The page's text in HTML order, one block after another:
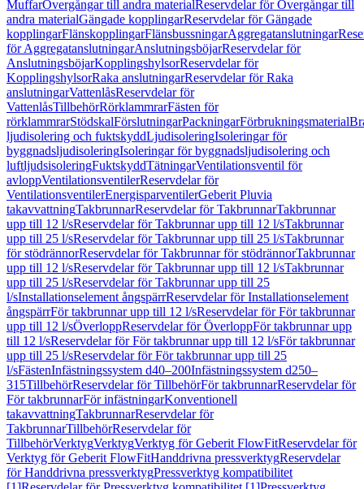
MuffarÖvergångar till andra materialReservdelar för Övergångar till
andra materialGängade kopplingarReservdelar för Gängade
kopplingarFlänskopplingarFlänsbussningarAggregatanslutningar
för AggregatanslutningarAnslutningsböjarReservdelar för
AnslutningsböjarKopplingshylsorReservdelar för
KopplingshylsorRaka anslutningarReservdelar för Raka
anslutningarVattenlåsReservdelar för
VattenlåsTillbehörRörklammrarFästen för
rörklammrarStödskalFörslutningarPackningarFörbrukningsmaterial
ljudisolering och fuktskyddLjudisoleringIsoleringar för
byggnadsljudisoleringIsoleringar för byggnadsljudisolering och
luftljudsisoleringFuktskyddTätningarVentilationsventil för
avloppVentilationsventilerReservdelar för
VentilationsventilerEnergisparventilerGeberit Pluvia
takavvattningTakbrunnarReservdelar för TakbrunnarTakbrunnar
upp till 12 l/sReservdelar för Takbrunnar upp till 12 l/sTakbrunnar
upp till 25 l/sReservdelar för Takbrunnar upp till 25 l/sTakbrunnar
för stödrännorReservdelar för Takbrunnar för stödrännorTakbrunnar
upp till 12 l/sReservdelar för Takbrunnar upp till 12 l/sTakbrunnar
upp till 25 l/sReservdelar för Takbrunnar upp till 25
l/sInstallationselement ångspärrReservdelar för Installationselement
ångspärrFör takbrunnar upp till 12 l/sReservdelar för För takbrunnar
upp till 12 l/sÖverloppReservdelar för ÖverloppFör takbrunnar upp
till 12 l/sReservdelar för För takbrunnar upp till 12 l/sFör takbrunnar
upp till 25 l/sReservdelar för För takbrunnar upp till 25
l/sFästenInfästningssystem d40–200Infästningssystem d250–
315TillbehörReservdelar för TillbehörFör takbrunnarReservdelar för
För takbrunnarFör infästningarKonventionell
takavvattningTakbrunnarReservdelar för
TakbrunnarTillbehörReservdelar för
TillbehörVerktygVerktygVerktyg för Geberit FlowFitReservdelar för
Verktyg för Geberit FlowFitHanddrivna pressverktygReservdelar
för Handdrivna pressverktygPressverktyg kompatibilitet